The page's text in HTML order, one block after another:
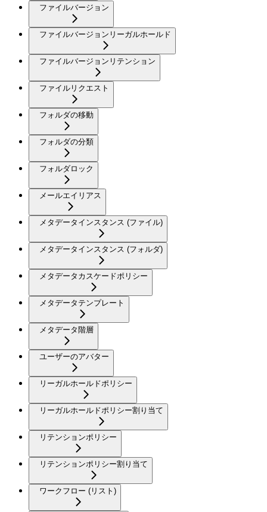
ファイルバージョン
ファイルバージョンリーガルホールド
ファイルバージョンリテンション
ファイルリクエスト
フォルダの移動
フォルダの分類
フォルダロック
メールエイリアス
メタデータインスタンス (ファイル)
メタデータインスタンス (フォルダ)
メタデータカスケードポリシー
メタデータテンプレート
メタデータ階層
ユーザーのアバター
リーガルホールドポリシー
リーガルホールドポリシー割り当て
リテンションポリシー
リテンションポリシー割り当て
ワークフロー (リスト)